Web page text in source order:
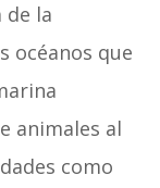
de la
océanos que
animales al
como